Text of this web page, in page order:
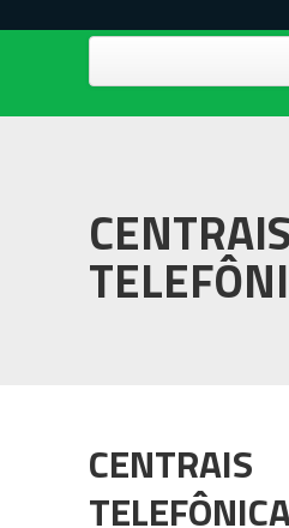
Câmeras para CFTV
WhatsApp
CENTRAIS
CENTRAIS